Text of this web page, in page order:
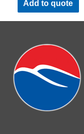
Add to quote